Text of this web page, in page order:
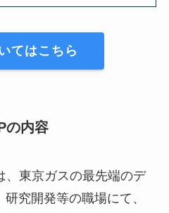
てはこちら
の内容
、東京ガスの最先端のデ
究開発等の職場にて、